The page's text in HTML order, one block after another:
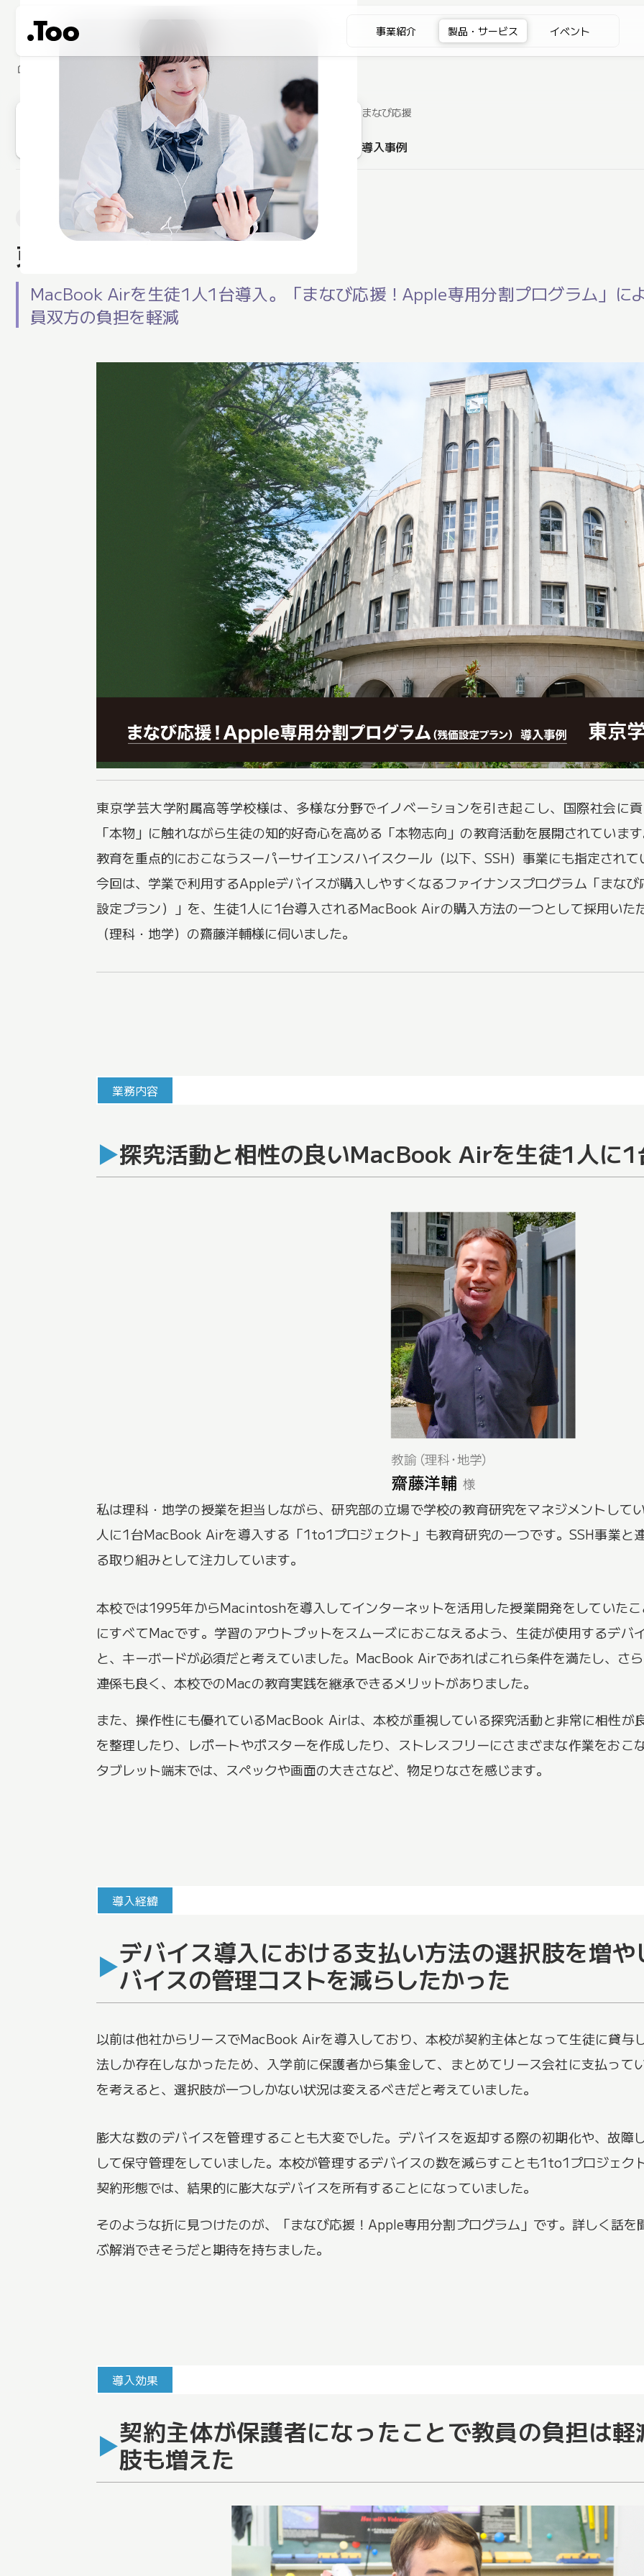
事業紹介 製品・サービス イベント
home サービス まなび応援
まなび応援
導入事例
まなび応援！Apple専用分割プログラム導入事例
東京学芸大学附属高等学校
MacBook Airを生徒1人1台導入。「まなび応援！Apple専用分割プログラム」に
員双方の負担を軽減
東京学芸大学附属高等学校様は、多様な分野でイノベーションを引き起こし、国際社会に
「本物」に触れながら生徒の知的好奇心を高める「本物志向」の教育活動を展開されていま
教育を重点的におこなうスーパーサイエンスハイスクール（以下、SSH）事業にも指定されて
今回は、学業で利用するAppleデバイスが購入しやすくなるファイナンスプログラム「まな
設定プラン）」を、生徒1人に1台導入されるMacBook Airの購入方法の一つとして採用いた
（理科・地学）の齋藤洋輔様に伺いました。
業務内容
探究活動と相性の良いMacBook Airを生徒1人に1
私は理科・地学の授業を担当しながら、研究部の立場で学校の教育研究をマネジメントし
人に1台MacBook Airを導入する「1to1プロジェクト」も教育研究の一つです。SSH事業と
る取り組みとして注力しています。
本校では1995年からMacintoshを導入してインターネットを活用した授業開発をしていた
にすべてMacです。学習のアウトプットをスムーズにおこなえるよう、生徒が使用するデバ
と、キーボードが必須だと考えていました。MacBook Airであればこれら条件を満たし、さ
連係も良く、本校でのMacの教育実践を継承できるメリットがありました。
また、操作性にも優れているMacBook Airは、本校が重視している探究活動と非常に相性が
を整理したり、レポートやポスターを作成したり、ストレスフリーにさまざまな作業をおこ
タブレット端末では、スペックや画面の大きさなど、物足りなさを感じます。
導入経緯
デバイス導入における支払い方法の選択肢を増
バイスの管理コストを減らしたかった
以前は他社からリースでMacBook Airを導入しており、本校が契約主体となって生徒に貸与
法しか存在しなかったため、入学前に保護者から集金して、まとめてリース会社に支払って
を考えると、選択肢が一つしかない状況は変えるべきだと考えていました。
膨大な数のデバイスを管理することも大変でした。デバイスを返却する際の初期化や、故障
して保守管理をしていました。本校が管理するデバイスの数を減らすことも1to1プロジェク
契約形態では、結果的に膨大なデバイスを所有することになっていました。
そのような折に見つけたのが、「まなび応援！Apple専用分割プログラム」です。詳しく話
ぶ解消できそうだと期待を持ちました。
導入効果
契約主体が保護者になったことで教員の負担は
肢も増えた